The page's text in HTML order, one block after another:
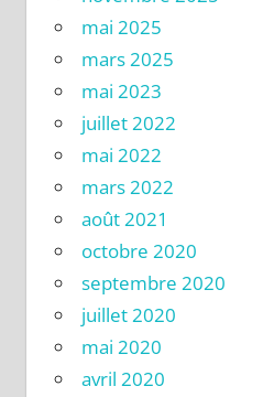
mai 2025
mars 2025
mai 2023
juillet 2022
mai 2022
mars 2022
août 2021
octobre 2020
septembre 2020
juillet 2020
mai 2020
avril 2020